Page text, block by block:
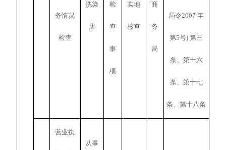
务情况
检查
洗染
店
检
查
事
项
实地
核查
商
务
局
局令2007 年
第5号) 第三
条、第十六
条、第十七
条、第十八条
营业执
从事